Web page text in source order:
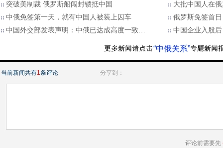
突破美制裁 俄罗斯船闯封锁抵中国
大批中国人在
中俄免签第一天，就有中国人被装上囚车
俄罗斯免签首
中国外交部发表声明：中俄已达成高度一致…
中国企业入股
“中俄关系”
当前新闻共有1条评论 分享到：
评论前需要先